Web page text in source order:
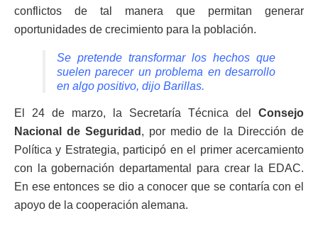
conflictos de tal manera que permitan generar
oportunidades de crecimiento para la población.
Se pretende transformar los hechos que
suelen parecer un problema en desarrollo
en algo positivo, dijo Barillas.
El 24 de marzo, la Secretaría Técnica del Consejo
Nacional de Seguridad , por medio de la Dirección de
Política y Estrategia, participó en el primer acercamiento
con la gobernación departamental para crear la EDAC.
En ese entonces se dio a conocer que se contaría con el
apoyo de la cooperación alemana.